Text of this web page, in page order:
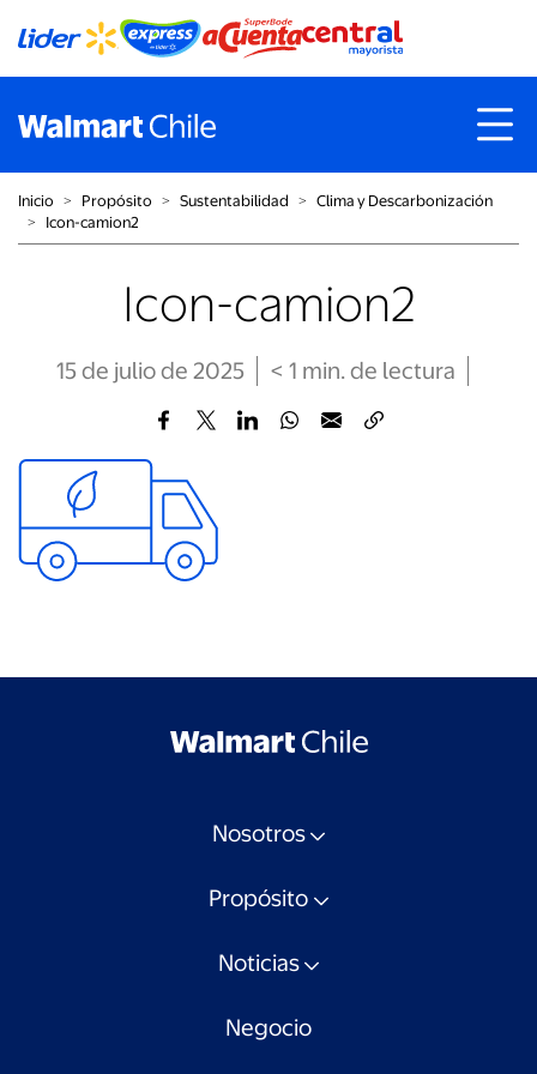
Inicio ˃ Propósito ˃ Sustentabilidad ˃ Clima y Descarbonización
˃
Icon-camion2
Icon-camion2
15 de julio de 2025 < 1 min. de lectura
Nosotros
Propósito
Noticias
Negocio